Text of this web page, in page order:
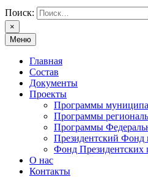
Поиск:
×
Меню
Главная
Состав
Документы
Проекты
Программы
Программы
Программы
Президентский Фонд
Фонд Президентских
О нас
Контакты